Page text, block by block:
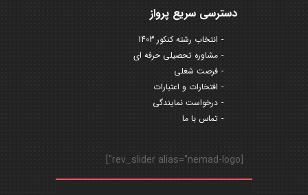
دسترسی سریع پرواز
انتخاب رشته کنکور 1403
مشاوره تحصیلی حرفه ای
فرصت شغلی
افتخارات و اعتبارات
درخواست نمایندگی
تماس با ما
[rev_slider alias="nemad-logo"]